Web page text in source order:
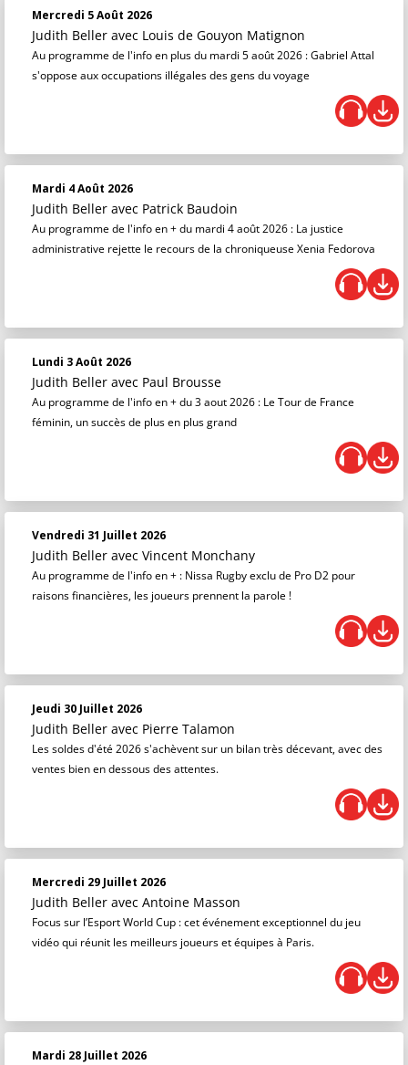
Mercredi 5 Août 2026
Judith Beller avec Louis de Gouyon Matignon
Au programme de l'info en plus du mardi 5 août 2026 : Gabriel Attal
s'oppose aux occupations illégales des gens du voyage
Mardi 4 Août 2026
Judith Beller avec Patrick Baudoin
Au programme de l'info en + du mardi 4 août 2026 : La justice
administrative rejette le recours de la chroniqueuse Xenia Fedorova
Lundi 3 Août 2026
Judith Beller avec Paul Brousse
Au programme de l'info en + du 3 aout 2026 : Le Tour de France
féminin, un succès de plus en plus grand
Vendredi 31 Juillet 2026
Judith Beller avec Vincent Monchany
Au programme de l'info en + : Nissa Rugby exclu de Pro D2 pour
raisons financières, les joueurs prennent la parole !
Jeudi 30 Juillet 2026
Judith Beller avec Pierre Talamon
Les soldes d'été 2026 s'achèvent sur un bilan très décevant, avec des
ventes bien en dessous des attentes.
Mercredi 29 Juillet 2026
Judith Beller avec Antoine Masson
Focus sur l’Esport World Cup : cet événement exceptionnel du jeu
vidéo qui réunit les meilleurs joueurs et équipes à Paris.
Mardi 28 Juillet 2026